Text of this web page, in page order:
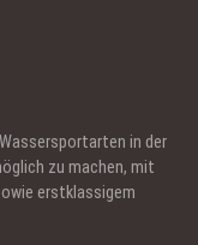
in der
zu machen, mit
erstklassigem